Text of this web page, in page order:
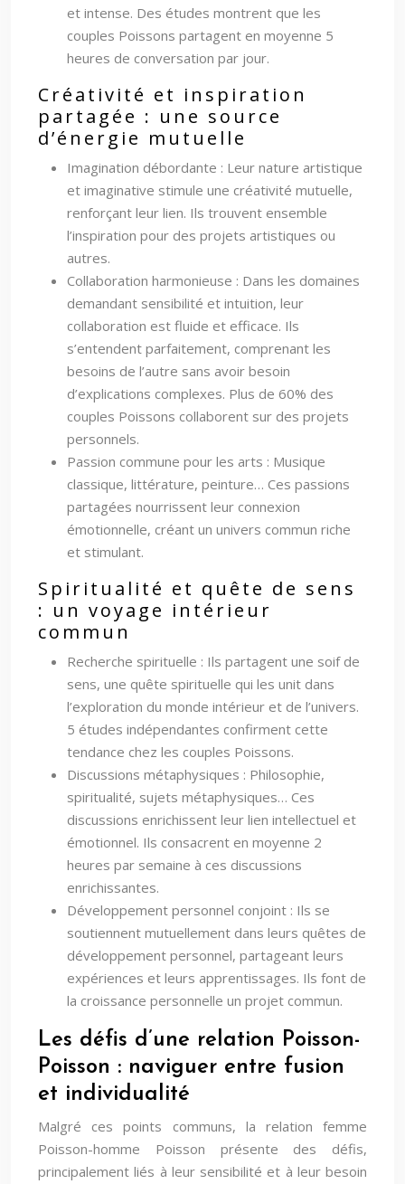
et intense. Des études montrent que les
couples Poissons partagent en moyenne 5
heures de conversation par jour.
Créativité et inspiration
partagée : une source
d’énergie mutuelle
Imagination débordante : Leur nature artistique
et imaginative stimule une créativité mutuelle,
renforçant leur lien. Ils trouvent ensemble
l’inspiration pour des projets artistiques ou
autres.
Collaboration harmonieuse : Dans les domaines
demandant sensibilité et intuition, leur
collaboration est fluide et efficace. Ils
s’entendent parfaitement, comprenant les
besoins de l’autre sans avoir besoin
d’explications complexes. Plus de 60% des
couples Poissons collaborent sur des projets
personnels.
Passion commune pour les arts : Musique
classique, littérature, peinture… Ces passions
partagées nourrissent leur connexion
émotionnelle, créant un univers commun riche
et stimulant.
Spiritualité et quête de sens
: un voyage intérieur
commun
Recherche spirituelle : Ils partagent une soif de
sens, une quête spirituelle qui les unit dans
l’exploration du monde intérieur et de l’univers.
5 études indépendantes confirment cette
tendance chez les couples Poissons.
Discussions métaphysiques : Philosophie,
spiritualité, sujets métaphysiques… Ces
discussions enrichissent leur lien intellectuel et
émotionnel. Ils consacrent en moyenne 2
heures par semaine à ces discussions
enrichissantes.
Développement personnel conjoint : Ils se
soutiennent mutuellement dans leurs quêtes de
développement personnel, partageant leurs
expériences et leurs apprentissages. Ils font de
la croissance personnelle un projet commun.
Les défis d’une relation Poisson-
Poisson : naviguer entre fusion
et individualité
Malgré ces points communs, la relation femme
Poisson-homme Poisson présente des défis,
principalement liés à leur sensibilité et à leur besoin